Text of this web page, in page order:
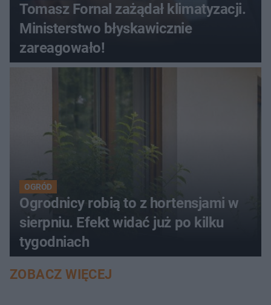
Tomasz Fornal zażądał klimatyzacji.
Ministerstwo błyskawicznie
zareagowało!
OGRÓD
Ogrodnicy robią to z hortensjami w
sierpniu. Efekt widać już po kilku
tygodniach
ZOBACZ WIĘCEJ